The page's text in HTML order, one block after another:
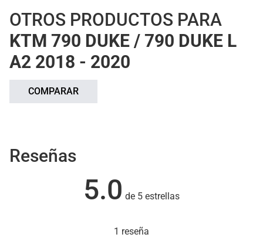
OTROS PRODUCTOS PARA
KTM 790 DUKE / 790 DUKE L
A2 2018 - 2020
COMPARAR
Reseñas
5.0 de 5 estrellas
1 reseña